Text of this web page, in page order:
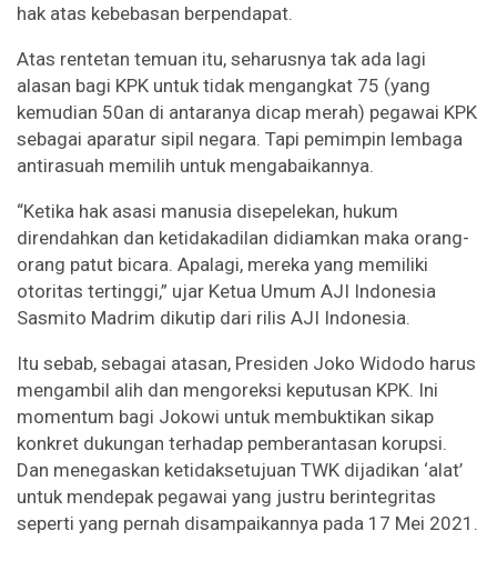
hak atas kebebasan berpendapat.
Atas rentetan temuan itu, seharusnya tak ada lagi
alasan bagi KPK untuk tidak mengangkat 75 (yang
kemudian 50an di antaranya dicap merah) pegawai KPK
sebagai aparatur sipil negara. Tapi pemimpin lembaga
antirasuah memilih untuk mengabaikannya.
“Ketika hak asasi manusia disepelekan, hukum
direndahkan dan ketidakadilan didiamkan maka orang-
orang patut bicara. Apalagi, mereka yang memiliki
otoritas tertinggi,” ujar Ketua Umum AJI Indonesia
Sasmito Madrim dikutip dari rilis AJI Indonesia.
Itu sebab, sebagai atasan, Presiden Joko Widodo harus
mengambil alih dan mengoreksi keputusan KPK. Ini
momentum bagi Jokowi untuk membuktikan sikap
konkret dukungan terhadap pemberantasan korupsi.
Dan menegaskan ketidaksetujuan TWK dijadikan ‘alat’
untuk mendepak pegawai yang justru berintegritas
seperti yang pernah disampaikannya pada 17 Mei 2021.